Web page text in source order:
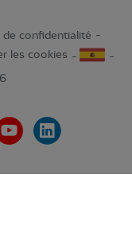
de confidentialité
les cookies
les contrastes